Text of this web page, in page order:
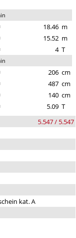
18.46 m
15.52 m
4 T
206 cm
487 cm
140 cm
5.09 T
5.547 / 5.547
kat. A